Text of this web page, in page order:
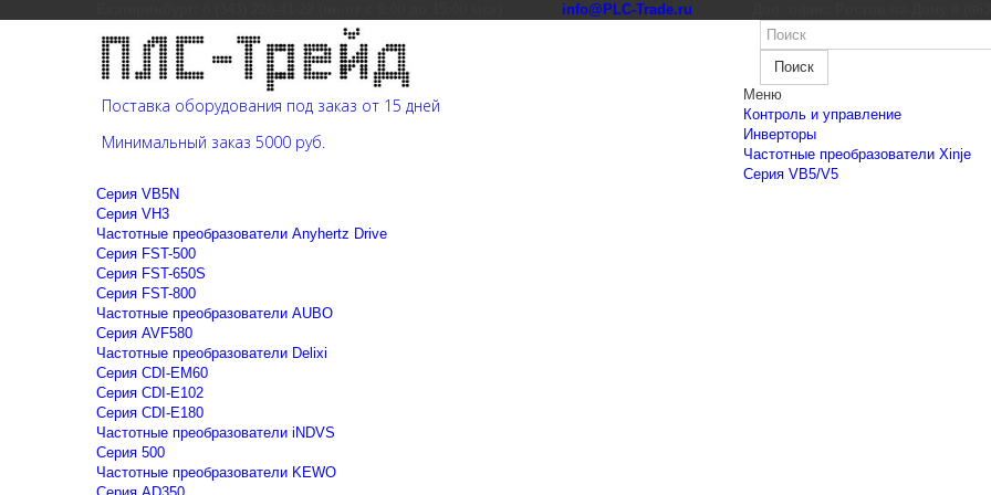
info@PLC-Trade.ru
Поставка оборудования под заказ от 15 дней
Минимальный заказ 5000 руб.
Поиск
Меню
Контроль и управление
Инверторы
Частотные преобразователи Xinje
Cерия VB5/V5
Cерия VB5N
Cерия VH3
Частотные преобразователи Anyhertz Drive
Серия FST-500
Серия FST-650S
Серия FST-800
Частотные преобразователи AUBO
Серия AVF580
Частотные преобразователи Delixi
Серия CDI-EM60
Серия CDI-E102
Серия CDI-E180
Частотные преобразователи iNDVS
Серия 500
Частотные преобразователи KEWO